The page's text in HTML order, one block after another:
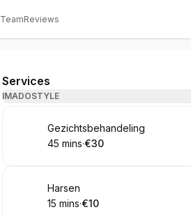
TeamReviews
Imado Groesbeek
Services
IMADOSTYLE
Book
Gezichtsbehandeling
.Duration:
45 mins·
.Price
€30
Book
Harsen
.Duration
15 mins·
.Price
€10